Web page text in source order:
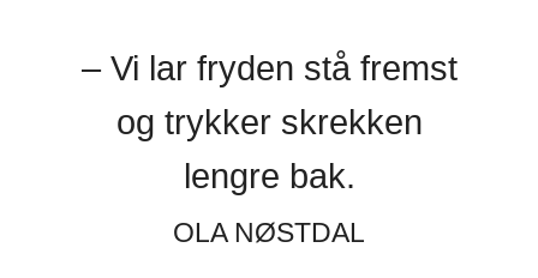
– Vi lar fryden stå fremst
og trykker skrekken
lengre bak.
OLA NØSTDAL